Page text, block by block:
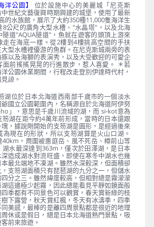
洋公園】
位於設施中心的美麗城「尼克斯
世紀文藝復興時期興建的城堡，使用了最新
的水族館，展示了大約350種11,000隻海洋生
8公尺的廣角大型水槽、"水晶塔"，以及北海
道"AQUA隧道"，魚就在遊客的頭頂上游來
走在海底一樣。從2樓到4樓挑高空間的手扶
型水槽裡優游的魚群。在尼克斯城兩旁的表
以及海獅的表演秀，以及大受歡迎的可愛企
面前搖搖晃晃的行進散步，惹人喜愛。 ＊若
公園休業期間，行程改走登別伊達時代村，
諒。
湖位於日本北海道西南部千歲市的一個淡水
國立公園範圍內，名稱源自於北海道阿伊努
」，意思是千歲川流域的湖，而 si-kot意為
湖在距今約4萬年前形成，當時的日本還跟
，據說剛開始的支笏湖是圓形，是經過後來
為現在的形狀，所以支笏湖算是火山口湖。
40km，周圍被惠庭岳、風不死岳、樽前山等
湖水最深達到363m，僅次於田澤湖，是日本
造成湖水對流旺盛，即使在寒冬中湖水也幾
最北端地不凍湖。雖然水深較深，但面積卻
支笏湖面積只有琵琶湖的九分之一，但儲水
分之三。雖然緯度較高，但相對總是霧濛濛
這邊極少起霧，因此總能看見平靜如鏡面般
季都有不同景色可以觀賞，春天賞新綠的枝
下露營，秋天賞紅楓，冬天有冰濤季，四季
美感，最棒的是離四周景點都是很近的地理
休或是假日，總是日本北海道熱門景點，吸
前來旅遊。